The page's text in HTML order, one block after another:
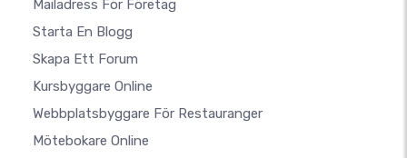
Mailadress För Företag
Starta En Blogg
Skapa Ett Forum
Kursbyggare Online
Webbplatsbyggare För Restauranger
Mötebokare Online